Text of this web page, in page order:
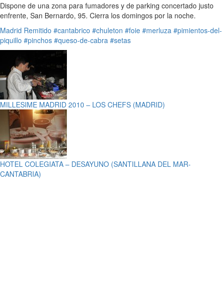
Dispone de una zona para fumadores y de parking concertado justo
enfrente, San Bernardo, 95. Cierra los domingos por la noche.
Madrid Remitido #cantabrico #chuleton #foie #merluza #pimientos-del-
piquillo #pinchos #queso-de-cabra #setas
MILLESIME MADRID 2010 – LOS CHEFS (MADRID)
HOTEL COLEGIATA – DESAYUNO (SANTILLANA DEL MAR-
CANTABRIA)